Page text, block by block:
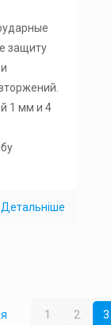
защиту
1 мм и 4
Детальніше
1 2 3